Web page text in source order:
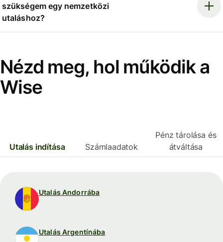
szükségem egy nemzetközi
utaláshoz?
Nézd meg, hol működik a
Wise
Utalás indítása Számlaadatok
Pénz tárolása és
átváltása
Utalás Andorrába
Utalás Argentínába